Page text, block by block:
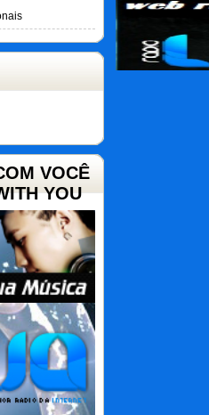
VOCÊ
YOU